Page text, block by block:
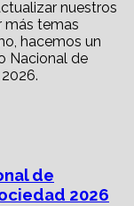
de
2026